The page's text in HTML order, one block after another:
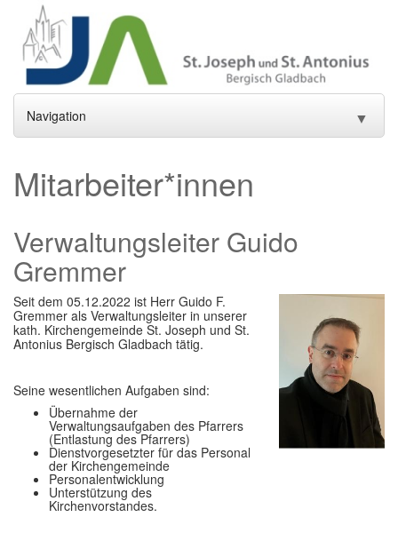
Navigation ▼
Aktuelles
Gottesdienste und Sakramente
Pfarrei
Gremien
Gemeindeleben ▼
Einrichtungen ▼
Im Überblick
Links
Kontakt
Mitarbeiter*innen
Verwaltungsleiter Guido
Gremmer
Seit dem 05.12.2022 ist Herr Guido F.
Gremmer als Verwaltungsleiter in unserer
kath. Kirchengemeinde St. Joseph und St.
Antonius Bergisch Gladbach tätig.
Seine wesentlichen Aufgaben sind:
Übernahme der
Verwaltungsaufgaben des Pfarrers
(Entlastung des Pfarrers)
Dienstvorgesetzter für das Personal
der Kirchengemeinde
Personalentwicklung
Unterstützung des
Kirchenvorstandes.